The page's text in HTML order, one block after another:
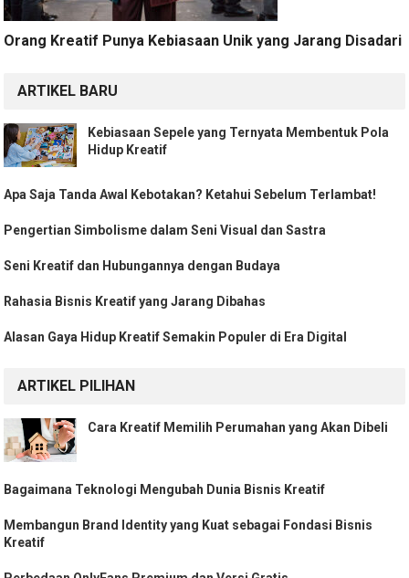
Orang Kreatif Punya Kebiasaan Unik yang Jarang Disadari
ARTIKEL BARU
Kebiasaan Sepele yang Ternyata Membentuk Pola
Hidup Kreatif
Apa Saja Tanda Awal Kebotakan? Ketahui Sebelum Terlambat!
Pengertian Simbolisme dalam Seni Visual dan Sastra
Seni Kreatif dan Hubungannya dengan Budaya
Rahasia Bisnis Kreatif yang Jarang Dibahas
Alasan Gaya Hidup Kreatif Semakin Populer di Era Digital
ARTIKEL PILIHAN
Cara Kreatif Memilih Perumahan yang Akan Dibeli
Bagaimana Teknologi Mengubah Dunia Bisnis Kreatif
Membangun Brand Identity yang Kuat sebagai Fondasi Bisnis
Kreatif